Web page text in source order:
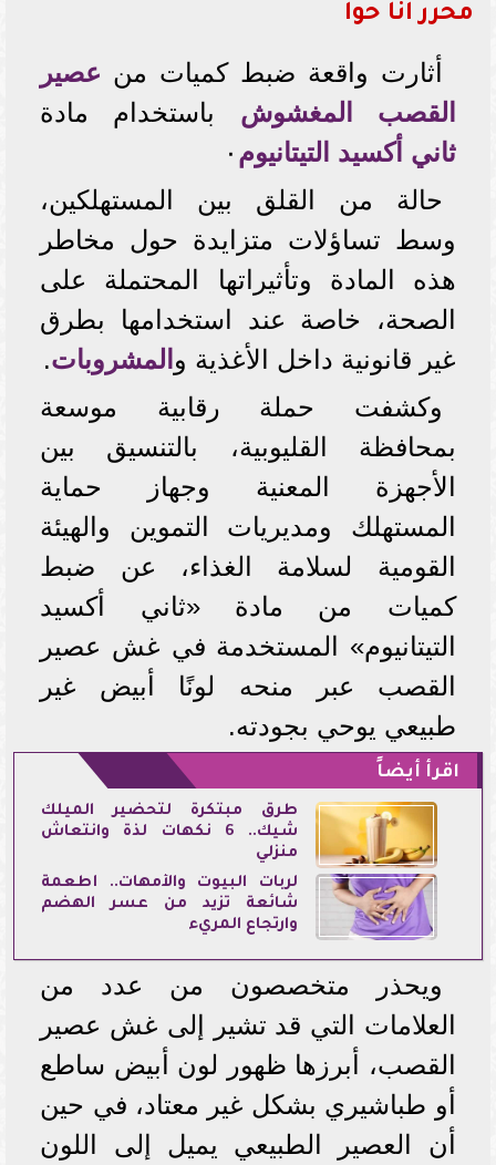
محرر انا حوا
أثارت واقعة ضبط كميات من عصير
القصب المغشوش باستخدام مادة
ثاني أكسيد التيتانيوم ٠
حالة من القلق بين المستهلكين،
وسط تساؤلات متزايدة حول مخاطر
هذه المادة وتأثيراتها المحتملة على
الصحة، خاصة عند استخدامها بطرق
غير قانونية داخل الأغذية و المشروبات.
وكشفت حملة رقابية موسعة
بمحافظة القليوبية، بالتنسيق بين
الأجهزة المعنية وجهاز حماية
المستهلك ومديريات التموين والهيئة
القومية لسلامة الغذاء، عن ضبط
كميات من مادة «ثاني أكسيد
التيتانيوم» المستخدمة في غش عصير
القصب عبر منحه لونًا أبيض غير
طبيعي يوحي بجودته.
اقرأ أيضاً
طرق مبتكرة لتحضير الميلك
شيك.. 6 نكهات لذة وانتعاش
منزلي
لربات البيوت والأمهات.. أطعمة
شائعة تزيد من عسر الهضم
وارتجاع المريء
ويحذر متخصصون من عدد من
العلامات التي قد تشير إلى غش عصير
القصب، أبرزها ظهور لون أبيض ساطع
أو طباشيري بشكل غير معتاد، في حين
أن العصير الطبيعي يميل إلى اللون